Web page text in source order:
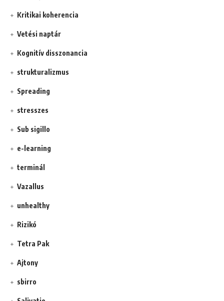
Kritikai koherencia
Vetési naptár
Kognitív disszonancia
strukturalizmus
Spreading
stresszes
Sub sigillo
e-learning
terminál
Vazallus
unhealthy
Rizikó
Tetra Pak
Ajtony
sbirro